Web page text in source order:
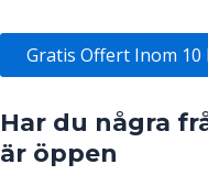
Gratis Offert Inom
Har du några
är öppen